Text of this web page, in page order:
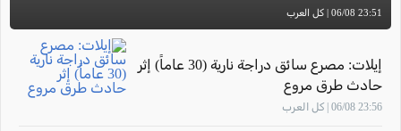
23:51 06/08 | كل العرب
إيلات: مصرع سائق دراجة نارية (30 عاماً) إثر
حادث طرق مروع
23:56 06/08 | كل العرب